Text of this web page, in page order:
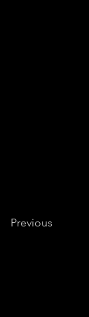
Previous